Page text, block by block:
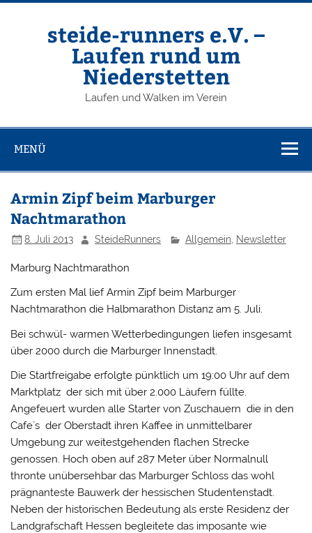
Zum
steide-runners e.V. –
Laufen rund um
Niederstetten
Laufen und Walken im Verein
MENÜ
Armin Zipf beim Marburger
Nachtmarathon
8. Juli 2013 SteideRunners Allgemein, Newsletter
Marburg Nachtmarathon
Zum ersten Mal lief Armin Zipf beim Marburger
Nachtmarathon die Halbmarathon Distanz am 5. Juli.
Bei schwül- warmen Wetterbedingungen liefen insgesamt
über 2000 durch die Marburger Innenstadt.
Die Startfreigabe erfolgte pünktlich um 19:00 Uhr auf dem
Marktplatz der sich mit über 2.000 Läufern füllte.
Angefeuert wurden alle Starter von Zuschauern die in den
Cafe`s der Oberstadt ihren Kaffee in unmittelbarer
Umgebung zur weitestgehenden flachen Strecke
genossen. Hoch oben auf 287 Meter über Normalnull
thronte unübersehbar das Marburger Schloss das wohl
prägnanteste Bauwerk der hessischen Studentenstadt.
Neben der historischen Bedeutung als erste Residenz der
Landgrafschaft Hessen begleitete das imposante wie